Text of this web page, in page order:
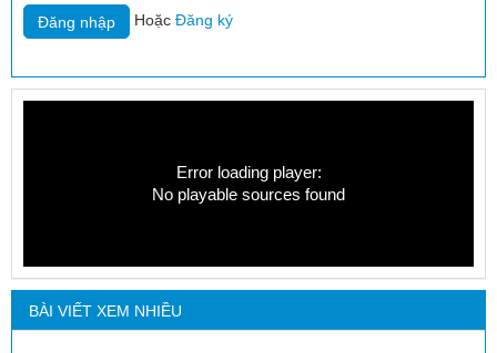
Hoặc Đăng ký
Error loading player:
No playable sources found
BÀI VIẾT XEM NHIỀU